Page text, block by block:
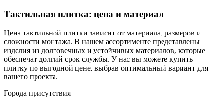
Тактильная плитка: цена и материал
Цена тактильной плитки зависит от материала, размеров и
сложности монтажа. В нашем ассортименте представлены
изделия из долговечных и устойчивых материалов, которые
обеспечат долгий срок службы. У нас вы можете купить
плитку по выгодной цене, выбрав оптимальный вариант для
вашего проекта.
Города присутствия